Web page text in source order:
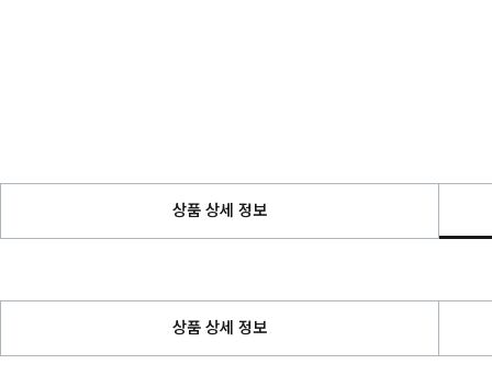
상품 상세 정보
상품 상세 정보